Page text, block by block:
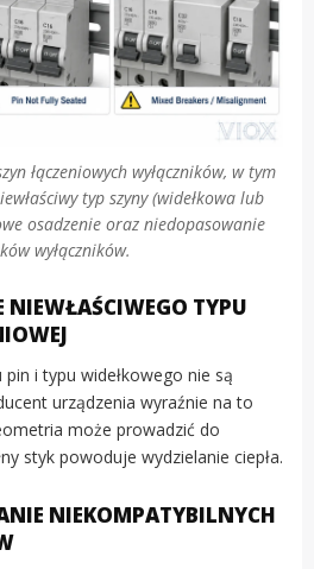
łączeniowych wyłączników, w tym
typ szyny (widełkowa lub
osadzenie oraz niedopasowanie
wyłączników.
NIEWŁAŚCIWEGO TYPU
i typu widełkowego nie są
urządzenia wyraźnie na to
może prowadzić do
styk powoduje wydzielanie ciepła.
NIEKOMPATYBILNYCH